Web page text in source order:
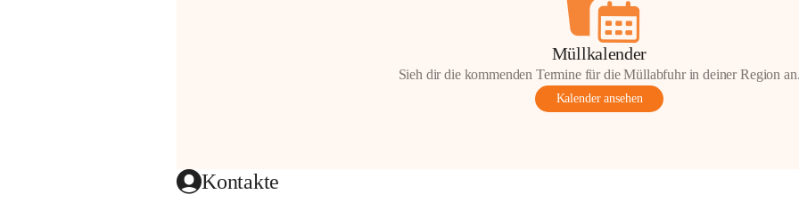
Müllkalender
Sieh dir die kommenden Termine für die Müllabfuhr in deiner Region an.
Kalender ansehen
Kontakte